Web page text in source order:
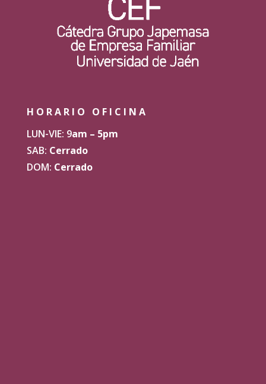
HORARIO OFICINA
LUN-VIE: 9am – 5pm
SAB: Cerrado
DOM: Cerrado